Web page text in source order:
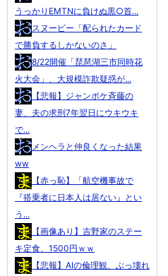
うっかりEMTNに負けぬ黒○首...
スヌーピー「配られたカード
で勝負するしかないのさ」
8/22開催「琵琶湖三市同時花
火大会」、大規模詐欺疑惑が...
【悲報】ジャンポケ斉藤の
妻、夫の求刑7年翌日にウキウキ
で...
メンヘラと仲良くなった結果
ww
【赤っ恥】「航空機事故で
『搭乗者に日本人は居ない』とい
う...
【画像あり】吉野家のステー
キ定食、1500円ｗｗ
【悲報】AIの倫理観、ぶっ壊れ